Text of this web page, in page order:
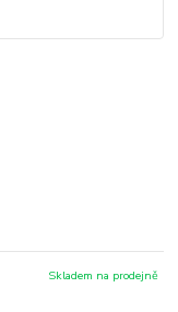
Skladem na prodejně